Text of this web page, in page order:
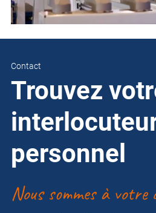
Contact
Trouvez
personnel
Nous sommes à votre